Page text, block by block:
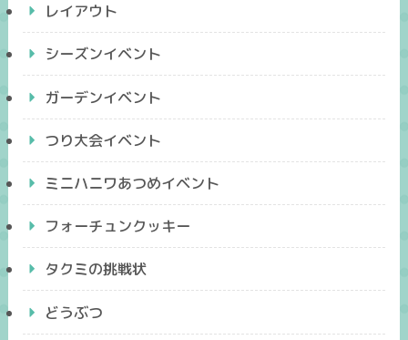
レイアウト
シーズンイベント
ガーデンイベント
つり大会イベント
ミニハニワあつめイベント
フォーチュンクッキー
タクミの挑戦状
どうぶつ